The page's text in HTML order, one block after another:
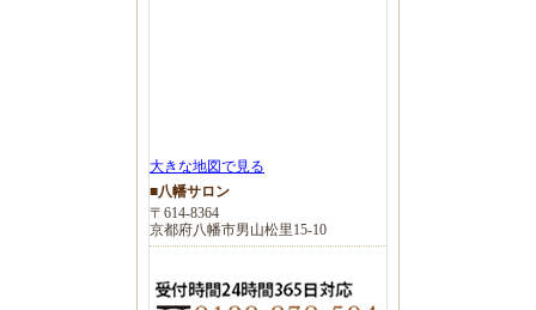
大きな地図で見る
■八幡サロン
〒614-8364
京都府八幡市男山松里15-10